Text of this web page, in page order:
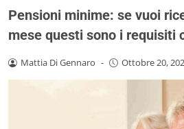
Pensioni minime: se vuoi
mese questi sono i requisiti
Mattia Di Gennaro - Ottobre 20,